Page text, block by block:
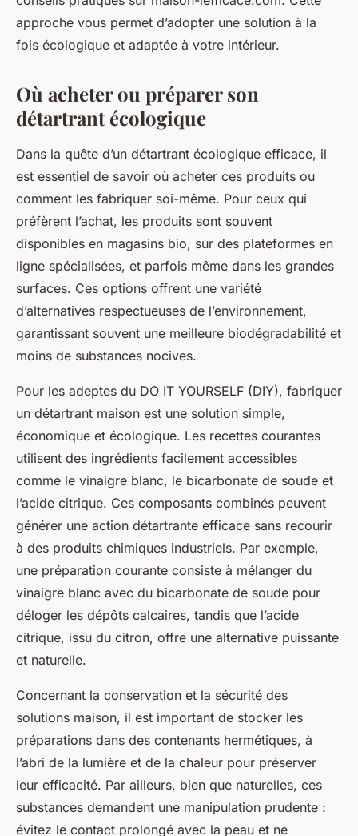
approche vous permet d’adopter une solution à la
fois écologique et adaptée à votre intérieur.
Où acheter ou préparer son
détartrant écologique
Dans la quête d’un détartrant écologique efficace, il
est essentiel de savoir où acheter ces produits ou
comment les fabriquer soi-même. Pour ceux qui
préfèrent l’achat, les produits sont souvent
disponibles en magasins bio, sur des plateformes en
ligne spécialisées, et parfois même dans les grandes
surfaces. Ces options offrent une variété
d’alternatives respectueuses de l’environnement,
garantissant souvent une meilleure biodégradabilité et
moins de substances nocives.
Pour les adeptes du DO IT YOURSELF (DIY), fabriquer
un détartrant maison est une solution simple,
économique et écologique. Les recettes courantes
utilisent des ingrédients facilement accessibles
comme le vinaigre blanc, le bicarbonate de soude et
l’acide citrique. Ces composants combinés peuvent
générer une action détartrante efficace sans recourir
à des produits chimiques industriels. Par exemple,
une préparation courante consiste à mélanger du
vinaigre blanc avec du bicarbonate de soude pour
déloger les dépôts calcaires, tandis que l’acide
citrique, issu du citron, offre une alternative puissante
et naturelle.
Concernant la conservation et la sécurité des
solutions maison, il est important de stocker les
préparations dans des contenants hermétiques, à
l’abri de la lumière et de la chaleur pour préserver
leur efficacité. Par ailleurs, bien que naturelles, ces
substances demandent une manipulation prudente :
évitez le contact prolongé avec la peau et ne